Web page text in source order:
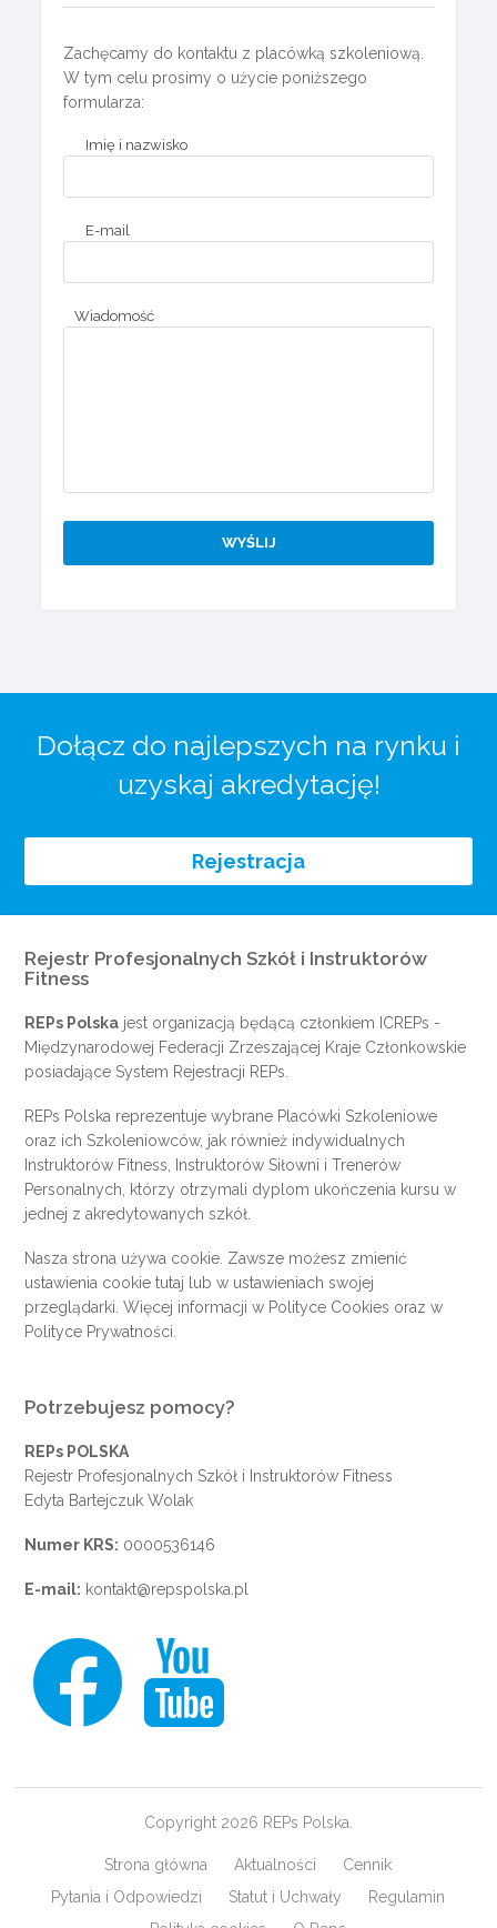
Zachęcamy do kontaktu z placówką szkoleniową.
W tym celu prosimy o użycie poniższego
formularza:
Imię i nazwisko
E-mail
Wiadomość
Dołącz do najlepszych na rynku i
uzyskaj akredytację!
Rejestracja
Rejestr Profesjonalnych Szkół i Instruktorów
Fitness
REPs Polska jest organizacją będącą członkiem ICREPs -
Międzynarodowej Federacji Zrzeszającej Kraje Członkowskie
posiadające System Rejestracji REPs.
REPs Polska reprezentuje wybrane Placówki Szkoleniowe
oraz ich Szkoleniowców, jak również indywidualnych
Instruktorów Fitness, Instruktorów Siłowni i Trenerów
Personalnych, którzy otrzymali dyplom ukończenia kursu w
jednej z akredytowanych szkół.
Nasza strona używa cookie. Zawsze możesz zmienić
ustawienia cookietutaj lub w ustawieniach swojej
przeglądarki. Więcej informacji w Polityce Cookies oraz w
Polityce Prywatności
Potrzebujesz pomocy?
REPs POLSKA
Rejestr Profesjonalnych Szkół i Instruktorów Fitness
Edyta Bartejczuk Wolak
Numer KRS: 0000536146
E-mail: kontakt@repspolska.pl
Copyright 2026 REPs Polska.
Strona główna Aktualności
Cennik
Pytania i Odpowiedzi
Statut i Uchwały
Regulamin